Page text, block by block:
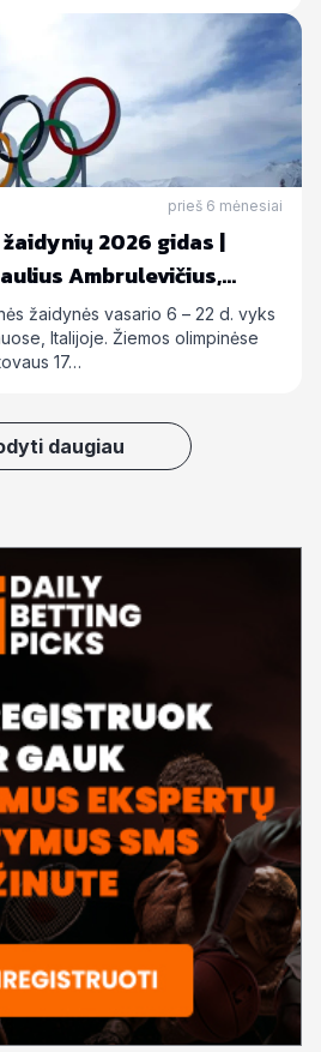
prieš 6 mėnesiai
2026 gidas |
Ambrulevičius,
žaidynės vasario 6 – 22 d. vyks
Italijoje. Žiemos olimpinėse
17…
daugiau